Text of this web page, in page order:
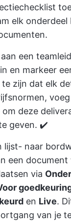
elk onderdeel
een
en markeer
zijn dat elk
voeg
deze
geven. ✔️
lijst- naar
een
via
en Live.
van je